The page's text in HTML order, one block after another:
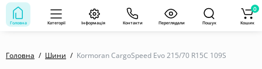
Головна Категорії Інформація Контакти Переглядали Пошук Кошик
0
Головна Шини Kormoran CargoSpeed Evo 215/70 R15C 109S